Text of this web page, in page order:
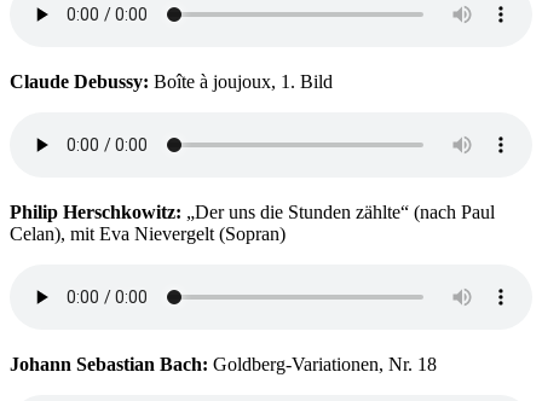
Claude Debussy: Boîte à joujoux, 1. Bild
Philip Herschkowitz: „Der uns die Stunden zählte“ (nach Paul
Celan), mit Eva Nievergelt (Sopran)
Johann Sebastian Bach: Goldberg-Variationen, Nr. 18